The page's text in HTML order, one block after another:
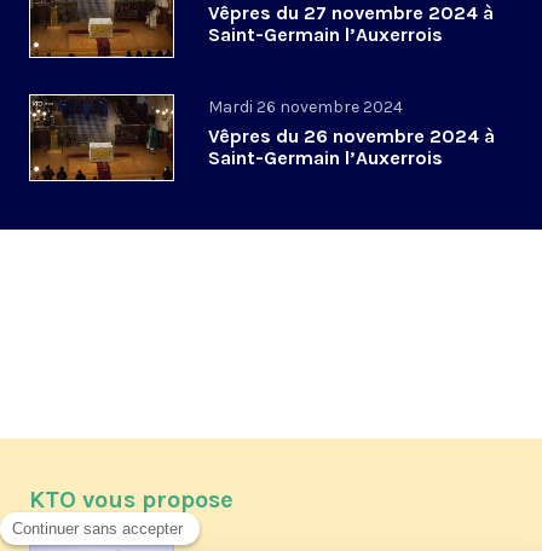
Vêpres du 27 novembre 2024 à
Saint-Germain l’Auxerrois
Mardi 26 novembre 2024
Vêpres du 26 novembre 2024 à
Saint-Germain l’Auxerrois
KTO vous propose